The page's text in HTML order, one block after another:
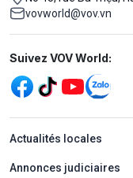
vovworld@vov.vn
Mạng xã hội
Suivez VOV World:
menu footer
Actualités locales
Annonces judiciaires